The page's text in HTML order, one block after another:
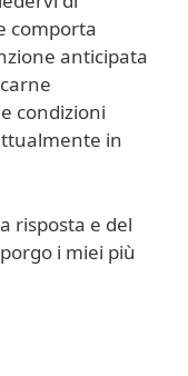
comporta
anticipata
condizioni
in
risposta e del
i miei più